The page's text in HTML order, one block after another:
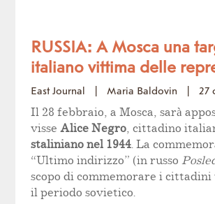
RUSSIA: A Mosca una
italiano vittima delle
East Journal Maria Baldovin
27
Il 28 febbraio, a Mosca, sarà
visse Alice Negro, cittadino
staliniano nel 1944. La
“Ultimo indirizzo” (in russo
scopo di commemorare i
il periodo sovietico.